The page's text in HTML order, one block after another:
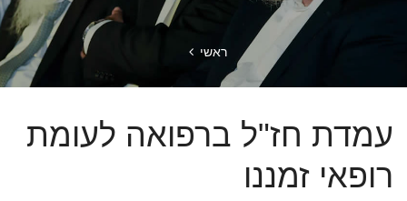
ראשי
עמדת חז"ל ברפואה לעומת
רופאי זמננו